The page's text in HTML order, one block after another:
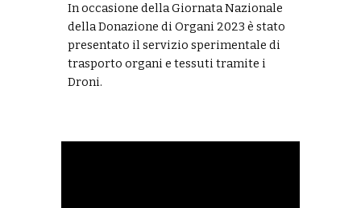
In occasione della Giornata Nazionale
della Donazione di Organi 2023 è stato
presentato il servizio sperimentale di
trasporto organi e tessuti tramite i
Droni.